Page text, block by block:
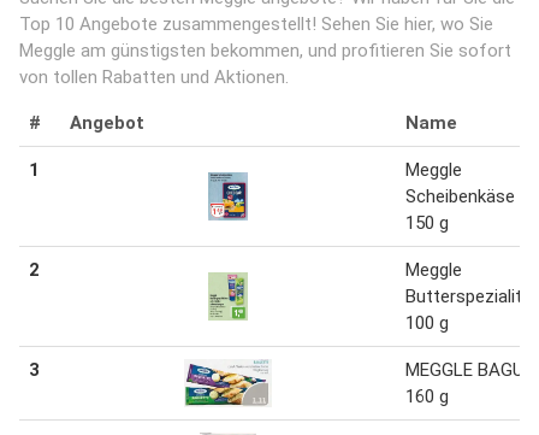
Top 10 Angebote zusammengestellt! Sehen Sie hier, wo Sie
Meggle am günstigsten bekommen, und profitieren Sie sofort
von tollen Rabatten und Aktionen.
# Angebot Name
1
Meggle
Scheibenkäse
150 g
2
Meggle
100 g
3
MEGGLE
160 g